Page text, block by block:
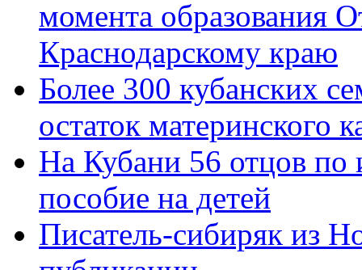
момента образования
Краснодарскому краю
Более 300 кубанских
остаток материнского
На Кубани 56 отцов по
пособие на детей
Писатель-сибиряк из